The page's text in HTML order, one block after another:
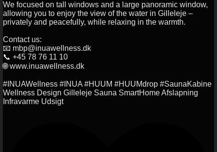
We focused on tall windows and a large panoramic window,
allowing you to enjoy the view of the water in Gilleleje –
privately and peacefully, while relaxing in the warmth.
Contact us:
📧 mbp@inuawellness.dk
📞 +45 78 76 11 10
🌐 www.inuawellness.dk
#INUAWellness #INUA #HUUM #HUUMdrop #SaunaKabine
Wellness Design Gilleleje Sauna SmartHome Afslapning
Infravarme Udsigt